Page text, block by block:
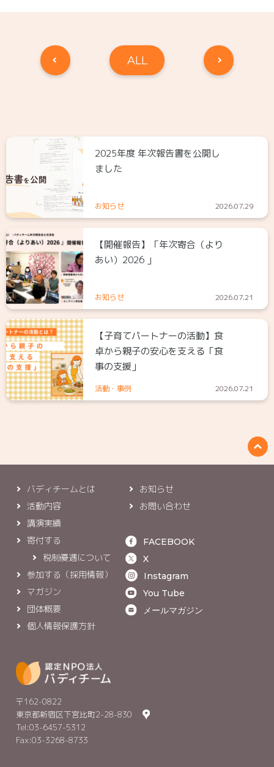
ALL
2025年度 年次報告書を公開し
ました
お知らせ 2026.07.29
【開催報告】「年次寄合（より
あい）2026 」
お知らせ 2026.07.21
【子育てパートナーの活動】食
卓から親子の安心を支える「食
事の支援」
活動・事例 2026.07.21
バディチームとは
活動内容
講演実績
寄付する
税制優遇について
参加する（採用情報）
マガジン
団体概要
個人情報保護方針
お知らせ
お問い合わせ
FACEBOOK
X
Instagram
You Tube
メールマガジン
〒162-0822
東京都新宿区下宮比町2-28-830
Tel:03-6457-5312
Fax:03-3268-8733